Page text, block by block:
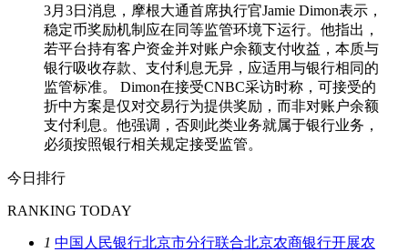
3月3日消息，摩根大通首席执行官Jamie Dimon表示，
稳定币奖励机制应在同等监管环境下运行。他指出，
若平台持有客户资金并对账户余额支付收益，本质与
银行吸收存款、支付利息无异，应适用与银行相同的
监管标准。 Dimon在接受CNBC采访时称，可接受的
折中方案是仅对交易行为提供奖励，而非对账户余额
支付利息。他强调，否则此类业务就属于银行业务，
必须按照银行相关规定接受监管。
今日排行
RANKING TODAY
1 中国人民银行北京市分行联合北京农商银行开展农